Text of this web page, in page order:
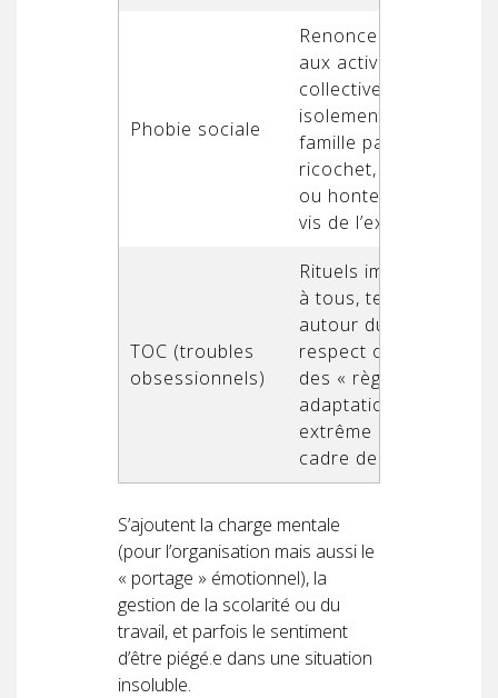
Phobie sociale
Renoncement
aux activités
collectives,
isolement de la
famille par
ricochet, secret
ou honte vis-à-
vis de l’extérieur
TOC (troubles
obsessionnels)
Rituels imposés
à tous, tensions
autour du
respect ou non
des « règles »,
adaptation
extrême du
cadre de vie
S’ajoutent la charge mentale
(pour l’organisation mais aussi le
« portage » émotionnel), la
gestion de la scolarité ou du
travail, et parfois le sentiment
d’être piégé.e dans une situation
insoluble.